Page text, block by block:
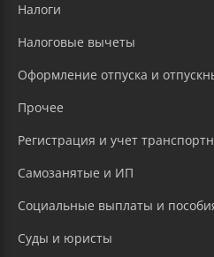
Налоги
Налоговые вычеты
Оформление отпуска и
Прочее
Регистрация и учет
Самозанятые и ИП
Социальные выплаты и
Суды и юристы